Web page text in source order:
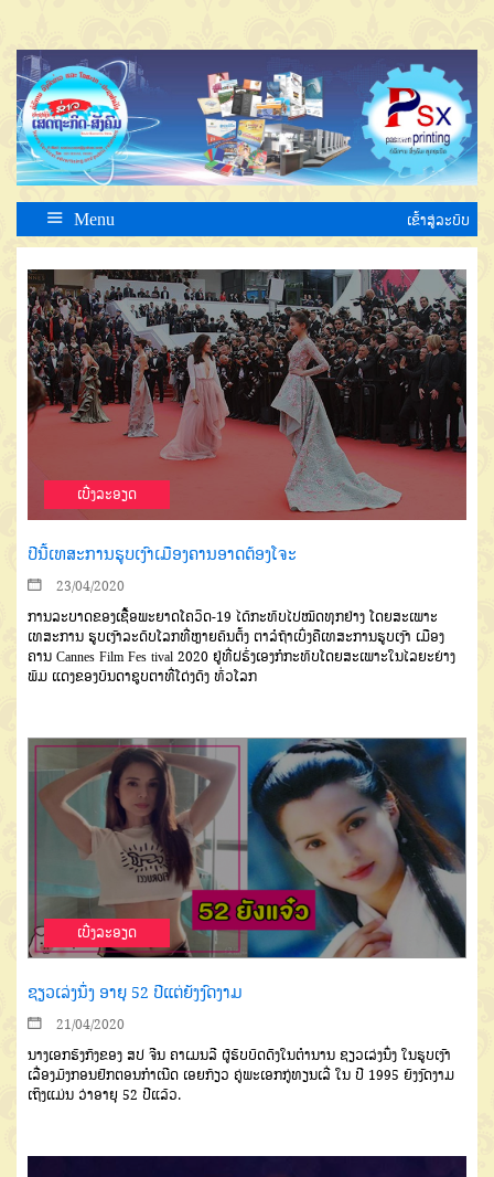
Menu ເຂົ້າສູ່ລະບົບ
ເບີ່ງລະອຽດ
ປີນີ້ເທສະການຮູບເງົາເມືອງຄານອາດຕ້ອງໂຈະ
23/04/2020
ການລະບາດຂອງເຊື້ອພະຍາດໂຄວິດ-19 ໄດ້ກະທົບໄປໝົົດທຸກຢ່າງ ໂດຍສະເພາະ
ເທສະການ ຮູບເງົາລະດັບໂລກທີ່ຫຼາຍຄົນຕັ້ງ ຕາລໍຖ້າເບິ່ງຄືເທສະການຮູບເງົາ ເມືອງ
ຄານ Cannes Film Fes tival 2020 ຢູ່ທີ່ຝຣັ່ງເອງກໍກະທົບໂດຍສະເພາະໃນໄລຍະຍ່າງ
ພົມ ແດງຂອງບັນດາຊູບຕາທີ່ໂດ່ງດັງ ທົ່ວໂລກ
ເບີ່ງລະອຽດ
ຊຽວເລ່ງນຶ່ງ ອາຍຸ 52 ປີແຕ່ຍັງງົດງາມ
21/04/2020
ນາງເອກຮົງກົງຂອງ ສປ ຈີນ ຄາເມນລີ ຜູ້ຮັບບົດດັັງໃນຕຳນານ ຊຽວເລ່ງນຶ່ງ ໃນຮູບເງົາ
ເລື່ອງມັງກອນຢົົກຕອນກຳເນີດ ເອຍກ້ຽວ ຄູ່ພະເອກກູ່ທຽນເລີ່ ໃນ ປີ 1995 ຍັງງົດງາມ
ເຖິງແມ່ນ ວ່າອາຍຸ 52 ປີແລ້ວ.